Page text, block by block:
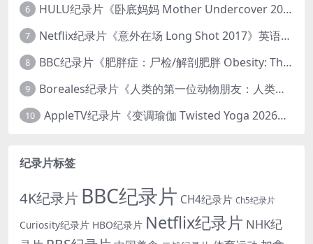
6 HULU纪录片《卧底妈妈 Mother Undercover 2023》全4集 英语中英双字 官方纯净版 1080P/MKV/7.6G 拯救孩子
7 Netflix纪录片《意外在场 Long Shot 2017》英语中字 720P/NKV/1.06GB 美国谋杀误判案件
8 BBC纪录片《肥胖症：尸检/解剖肥胖 Obesity: The Post Mortem 2016》英语中英双字 无水印纯净版 1080P/MKV/1.03G
9 Boreales纪录片《人类的第一位动物朋友：人类和狗的神奇故事 Man’s First Friend 2018》英语中英双字 1080P/MP4/1.8G 狗的神奇故事
10 AppleTV纪录片《变调瑜伽 Twisted Yoga 2026》全3集 英语中英双字 无水印纯净版 1080P/MKV/10G 瑜伽大师背后的真相
纪录片标签
4K纪录片 BBC纪录片 CH4纪录片 Ch5纪录片
Curiosity纪录片 HBO纪录片 Netflix纪录片 NHK纪